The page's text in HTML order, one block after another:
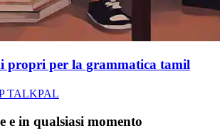
propri per la grammatica tamil
TALKPAL
e in qualsiasi momento